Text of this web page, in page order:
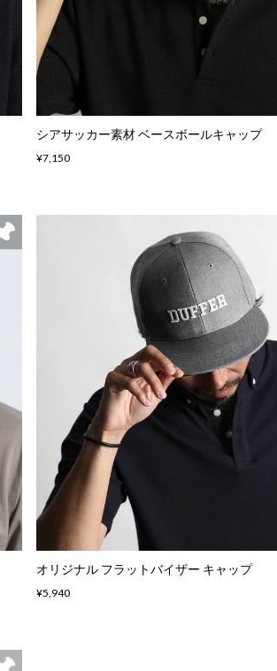
シアサッカー素材 ベースボールキャップ
¥7,150
オリジナル フラットバイザー キャップ
¥5,940